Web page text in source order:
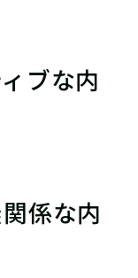
ブな内
係な内